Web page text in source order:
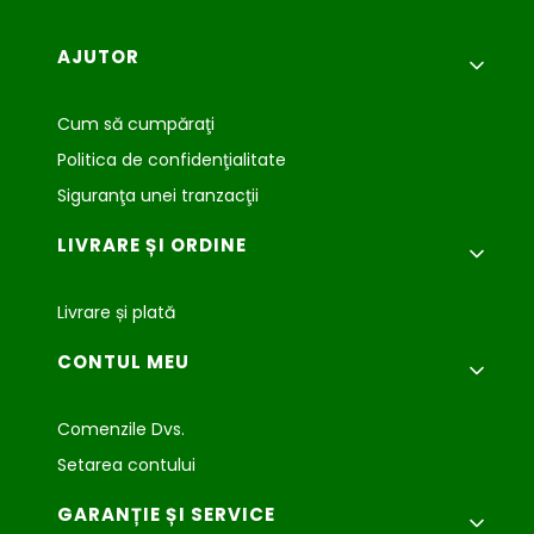
Meniu subsol
AJUTOR
Cum să cumpăraţi
Politica de confidenţialitate
Siguranţa unei tranzacţii
LIVRARE ȘI ORDINE
Livrare și plată
CONTUL MEU
Comenzile Dvs.
Setarea contului
GARANȚIE ȘI SERVICE